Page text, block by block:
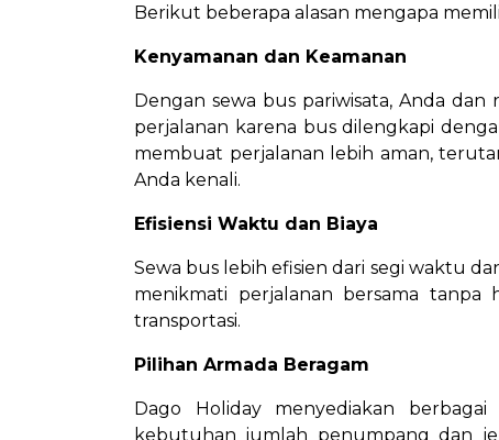
Berikut beberapa alasan mengapa
Kenyamanan dan Keamanan
Dengan sewa bus pariwisata, Anda
perjalanan karena bus dilengkapi
membuat perjalanan lebih aman,
Anda kenali.
Efisiensi Waktu dan Biaya
Sewa bus lebih efisien dari segi waktu
menikmati perjalanan bersama
transportasi.
Pilihan Armada Beragam
Dago Holiday menyediakan
kebutuhan jumlah penumpang dan